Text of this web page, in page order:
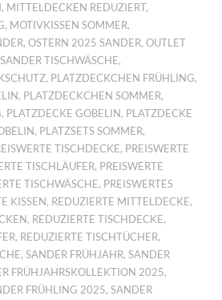
, MITTELDECKEN REDUZIERT,
, MOTIVKISSEN SOMMER,
,OSTERN 2025 SANDER,OUTLET
TISCHWÄSCHE,
, PLATZDECKCHEN FRÜHLING,
, PLATZDECKCHEN SOMMER,
, PLATZDECKE GOBELIN , PLATZDECKE
, PLATZSETS SOMMER,
TISCHDECKE, PREISWERTE
TISCHLÄUFER, PREISWERTE
TISCHWÄSCHE, PREISWERTES
KISSEN , REDUZIERTE MITTELDECKE,
, REDUZIERTE TISCHDECKE,
, REDUZIERTE TISCHTÜCHER,
,SANDER FRÜHJAHR,SANDER
FRÜHJAHRSKOLLEKTION 2025,
FRÜHLING 2025,SANDER